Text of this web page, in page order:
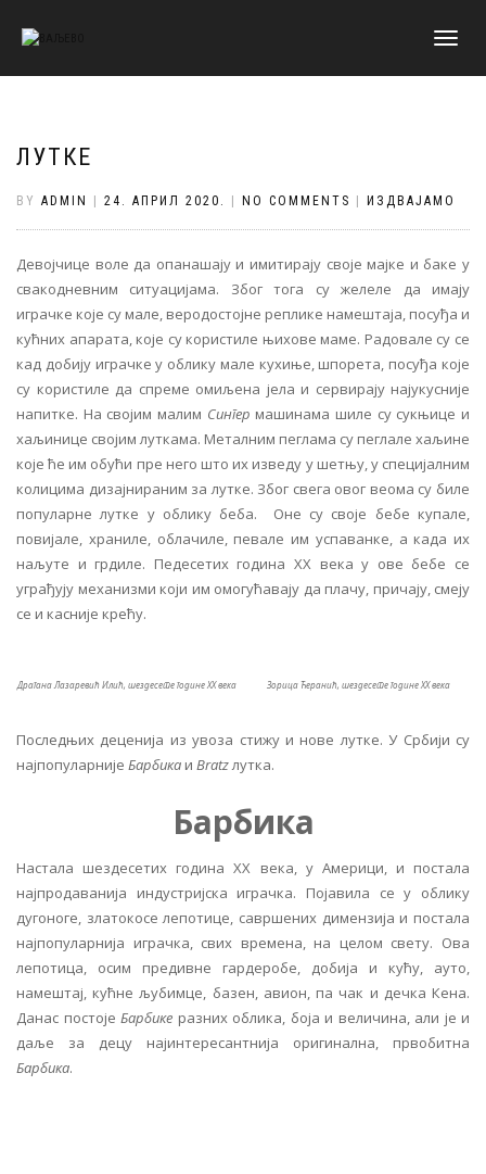
TOGGLE
ЛУТКЕ
BY ADMIN 24. АПРИЛ 2020. NO COMMENTS ИЗДВАЈАМО
Девојчице воле да опанашају и имитирају своје мајке и баке у
свакодневним ситуацијама. Због тога су желеле да имају
играчке које су мале, веродостојне реплике намештаја, посуђа и
кућних апарата, које су користиле њихове маме. Радовале су се
кад добију играчке у облику мале кухиње, шпорета, посуђа које
су користиле да спреме омиљена јела и сервирају најукусније
напитке. На својим малим Сингер машинама шиле су сукњице и
хаљинице својим луткама. Металним пеглама су пеглале хаљине
које ће им обући пре него што их изведу у шетњу, у специјалним
колицима дизајнираним за лутке. Због свега овог веома су биле
популарне лутке у облику беба. Оне су своје бебе купале,
повијале, храниле, облачиле, певале им успаванке, а када их
наљуте и грдиле. Педесетих година XX века у ове бебе се
уграђују механизми који им омогућавају да плачу, причају, смеју
се и касније крећу.
Драгана Лазаревић Илић, шездесете године XX века Зорица Ћеранић, шездесете године XX века
Последњих деценија из увоза стижу и нове лутке. У Србији су
најпопуларније Барбика и Bratzлутка.
Барбика
Настала шездесетих година XX века, у Америци, и постала
најпродаванија индустријска играчка. Појавила се у облику
дугоноге, златокосе лепотице, савршених димензија и постала
најпопуларнија играчка, свих времена, на целом свету. Ова
лепотица, осим предивне гардеробе, добија и кућу, ауто,
намештај, кућне љубимце, базен, авион, па чак и дечка Кена.
Данас постоје Барбике разних облика, боја и величина, али је и
даље за децу најинтересантнија оригинална, првобитна
Барбика.